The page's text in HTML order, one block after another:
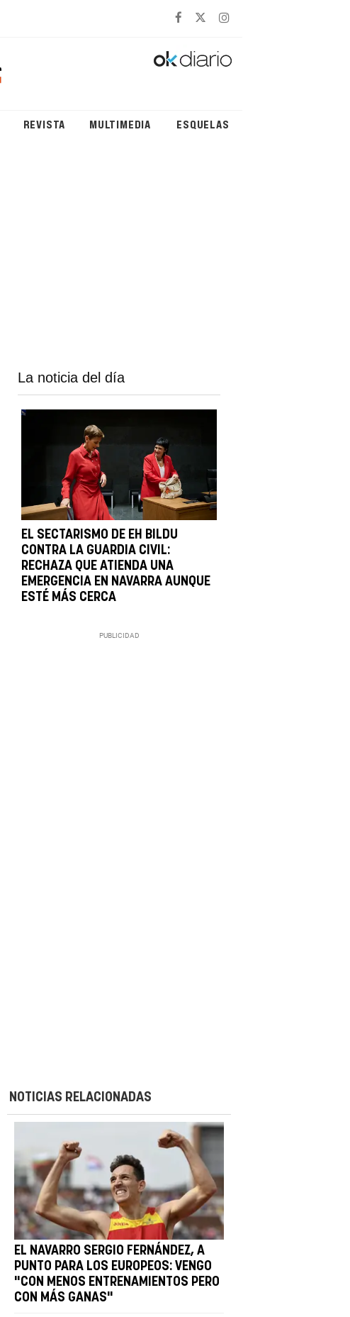
REVISTA MULTIMEDIA ESQUELAS
La noticia del día
EL SECTARISMO DE EH BILDU
CONTRA LA GUARDIA CIVIL:
RECHAZA QUE ATIENDA UNA
EMERGENCIA EN NAVARRA AUNQUE
ESTÉ MÁS CERCA
NOTICIAS RELACIONADAS
EL NAVARRO SERGIO FERNÁNDEZ, A
PUNTO PARA LOS EUROPEOS: VENGO
"CON MENOS ENTRENAMIENTOS PERO
CON MÁS GANAS"